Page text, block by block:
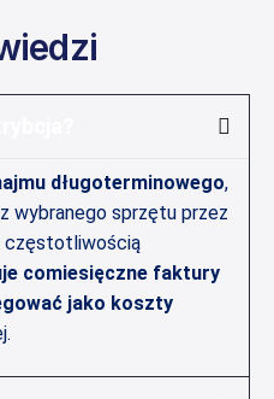
długoterminowego,
wybranego sprzętu przez
częstotliwością
comiesięczne faktury
jako koszty